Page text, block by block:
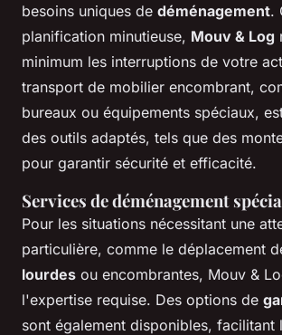
besoins uniques de déménagement.
planification minutieuse, Mouv & Log
minimum les interruptions de votre
transport de mobilier encombrant,
bureaux ou équipements spéciaux,
des outils adaptés, tels que des
pour garantir sécurité et efficacité.
Services de déménagement
Pour les situations nécessitant une
particulière, comme le déplacement
lourdes ou encombrantes, Mouv &
l'expertise requise. Des options de
sont également disponibles, facilitant